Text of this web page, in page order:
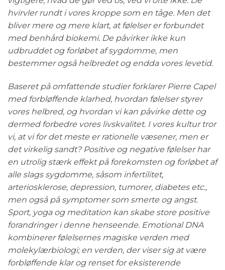
hvirvler rundt i vores kroppe som en tåge. Men det
bliver mere og mere klart, at følelser er forbundet
med benhård biokemi. De påvirker ikke kun
udbruddet og forløbet af sygdomme, men
bestemmer også helbredet og endda vores levetid.
Baseret på omfattende studier forklarer Pierre Capel
med forbløffende klarhed, hvordan følelser styrer
vores helbred, og hvordan vi kan påvirke dette og
dermed forbedre vores livskvalitet. I vores kultur tror
vi, at vi for det meste er rationelle væsener, men er
det virkelig sandt? Positive og negative følelser har
en utrolig stærk effekt på forekomsten og forløbet af
alle slags sygdomme, såsom infertilitet,
arteriosklerose, depression, tumorer, diabetes etc.,
men også på symptomer som smerte og angst.
Sport, yoga og meditation kan skabe store positive
forandringer i denne henseende. Emotional DNA
kombinerer følelsernes magiske verden med
molekylærbiologi; en verden, der viser sig at være
forbløffende klar og renset for eksisterende